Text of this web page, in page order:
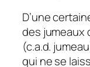
D’une
des jumeaux
(c.a.d.
qui ne se